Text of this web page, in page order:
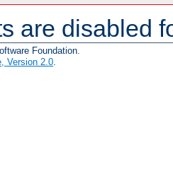
are disabled
Foundation.
Version 2.0